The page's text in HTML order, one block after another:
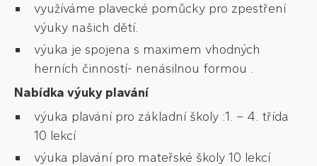
využíváme plavecké pomůcky pro zpestření
výuky našich dětí.
výuka je spojena s maximem vhodných
herních činností- nenásilnou formou .
Nabídka výuky plavání
výuka plavání pro základní školy :1. – 4. třída
10 lekcí
výuka plavání pro mateřské školy 10 lekcí